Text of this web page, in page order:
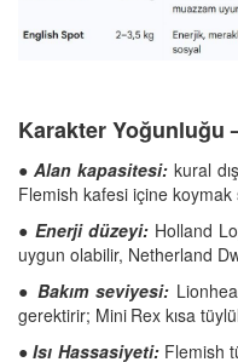
Karakter Yoğunluğu
●Alan kapasitesi: kural
Flemish kafesi içine koymak
● Enerji düzeyi: Holland
uygun olabilir, Netherland
● Bakım seviyesi:
gerektirir; Mini Rex kısa
●Isı Hassasiyeti:Flemish